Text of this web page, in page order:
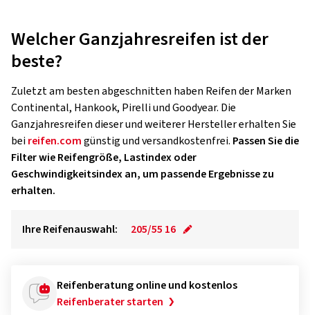
Welcher Ganzjahresreifen ist der
beste?
Zuletzt am besten abgeschnitten haben Reifen der Marken
Continental, Hankook, Pirelli und Goodyear. Die
Ganzjahresreifen dieser und weiterer Hersteller erhalten Sie
beireifen.comgünstig und versandkostenfrei. Passen Sie die
Filter wie Reifengröße, Lastindex oder
Geschwindigkeitsindex an, um passende Ergebnisse zu
erhalten.
Ihre Reifenauswahl: 205/55 16
Reifenberatung online und kostenlos
Reifenberater starten